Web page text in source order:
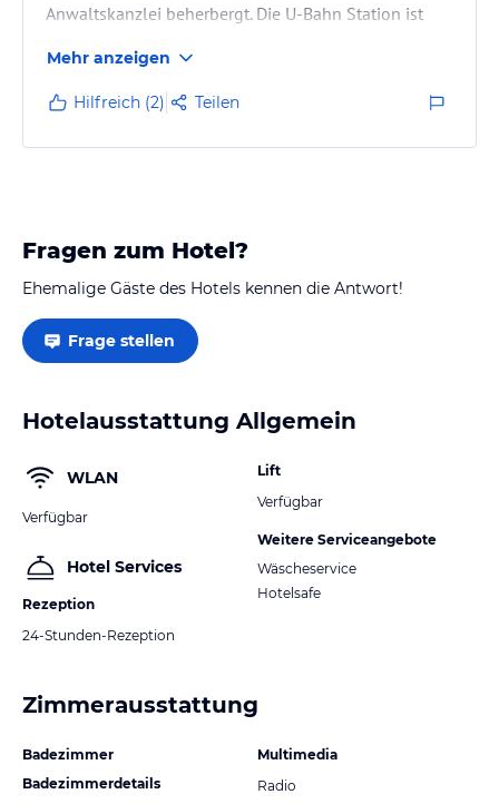
Anwaltskanzlei beherbergt. Die U-Bahn Station ist
sauber mit allem was man für einen schönen Berlin
Aufenthalt braucht. Wir haben pro Nacht 75 € für ein
DZ mit Frühstück gezahlt, was ich sehr preiswert
finde. Das Hotel ist mit 27 Zimmern eher klein, aber
Mehr anzeigen
Hilfreich (2) Teilen
Fragen zum Hotel?
Ehemalige Gäste des Hotels kennen die Antwort!
Frage stellen
Hotelausstattung Allgemein
WLAN
Verfügbar
Hotel Services
Rezeption
24-Stunden-Rezeption
Lift
Verfügbar
Weitere Serviceangebote
Wäscheservice
Hotelsafe
Zimmerausstattung
Badezimmer
Badezimmerdetails
Multimedia
Radio